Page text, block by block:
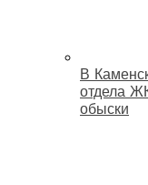
В
отдела
обыски